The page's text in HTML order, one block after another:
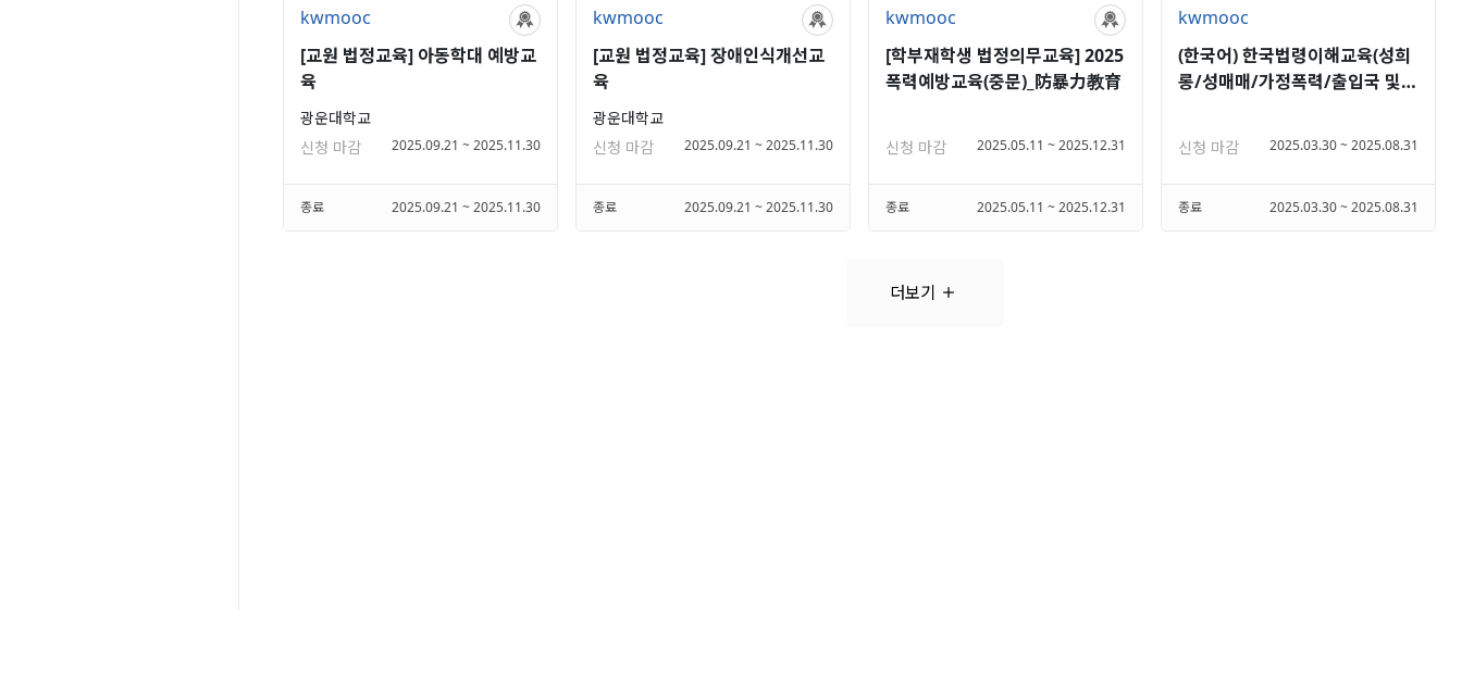
kwmooc
[교원 법정교육] 아동학대 예방교
육
광운대학교
신청 마감
2025.09.21 ~ 2025.11.30
종료 2025.09.21 ~ 2025.11.30
kwmooc
[교원 법정교육] 장애인식개선교
육
광운대학교
신청 마감
2025.09.21 ~ 2025.11.30
종료 2025.09.21 ~ 2025.11.30
kwmooc
[학부재학생 법정의무교육] 2025
폭력예방교육(중문)_防暴力教育
신청 마감 2025.05.11 ~ 2025.12.31
종료 2025.05.11 ~ 2025.12.31
kwmooc
(한국어) 한국법령이해교육(성희
롱/성매매/가정폭력/출입국 및
신청 마감 2025.03.30 ~ 2025.08.31
종료 2025.03.30 ~ 2025.08.31
더보기 